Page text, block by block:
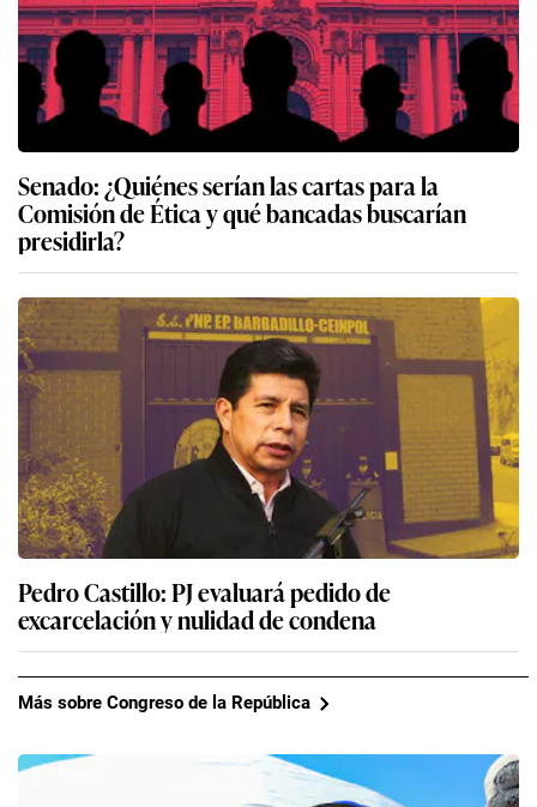
Senado: ¿Quiénes serían las cartas para la
Comisión de Ética y qué bancadas buscarían
presidirla?
Pedro Castillo: PJ evaluará pedido de
excarcelación y nulidad de condena
Más sobre Congreso de la República